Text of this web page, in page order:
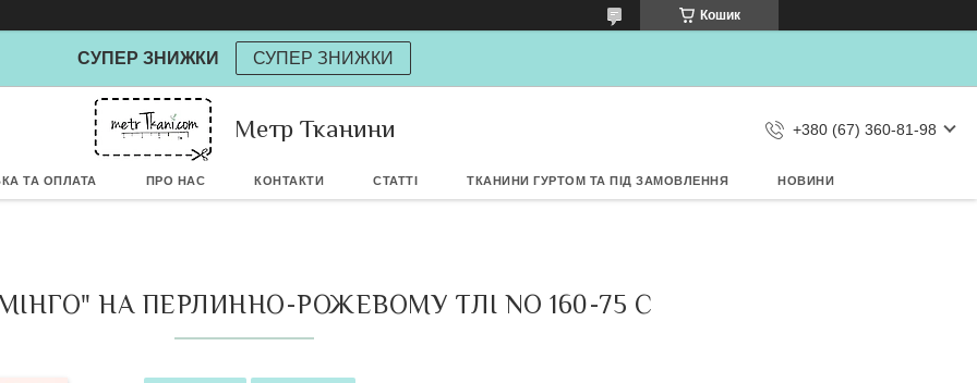
Дозвольте сайту metrtkani.com
Дозволити
×
Кошик
СУПЕР ЗНИЖКИ СУПЕР ЗНИЖКИ
Метр Тканини +380 (67) 360-81-98
ТА ОПЛАТА ПРО НАС КОНТАКТИ СТАТТІ ТКАНИНИ ГУРТОМ ТА ПІД ЗАМОВЛЕННЯ НОВИНИ
НА ПЕРЛИННО-РОЖЕВОМУ ТЛІ NO 160-75 С